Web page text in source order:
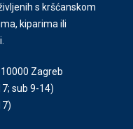
s kršćanskom
kiparima ili
Zagreb
sub 9-14)